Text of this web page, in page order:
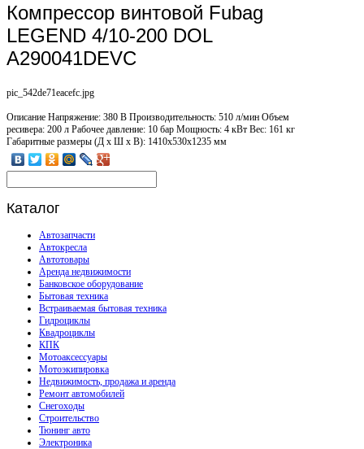
Компрессор винтовой Fubag
LEGEND 4/10-200 DOL
A290041DEVC
pic_542de71eacefc.jpg
Описание Напряжение: 380 В Производительность: 510 л/мин Объем
ресивера: 200 л Рабочее давление: 10 бар Мощность: 4 кВт Вес: 161 кг
Габаритные размеры (Д х Ш х В): 1410x530x1235 мм
Каталог
Автозапчасти
Автокресла
Автотовары
Аренда недвижимости
Банковское оборудование
Бытовая техника
Встраиваемая бытовая техника
Гидроциклы
Квадроциклы
КПК
Мотоаксессуары
Мотоэкипировка
Недвижимость, продажа и аренда
Ремонт автомобилей
Снегоходы
Строительство
Тюнинг авто
Электроника